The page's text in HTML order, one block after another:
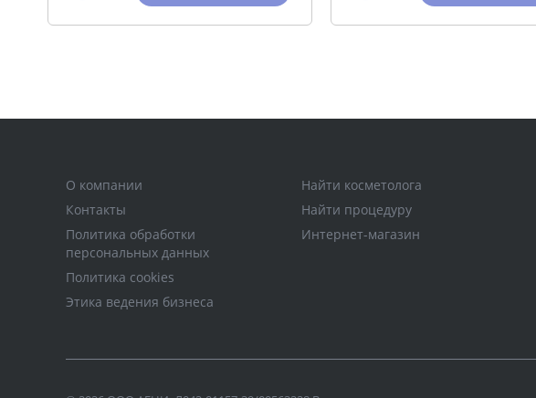
О компании
Контакты
Политика обработки
персональных данных
Политика cookies
Этика ведения бизнеса
Найти косметолога
Найти процедуру
Интернет-магазин